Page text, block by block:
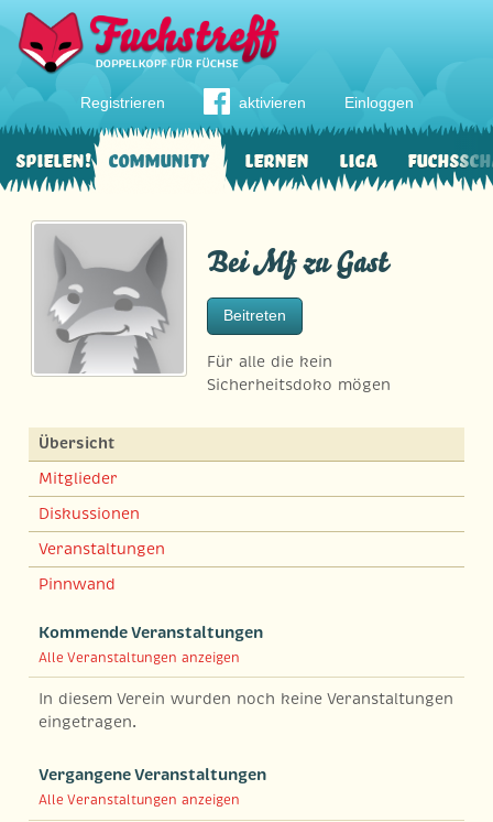
Registrieren aktivieren Einloggen
Community Lernen Liga
Spielen!
Bei Mf zu Gast
Beitreten
Für alle die kein
Sicherheitsdoko mögen
Übersicht
Mitglieder
Diskussionen
Veranstaltungen
Pinnwand
Kommende Veranstaltungen
Alle Veranstaltungen anzeigen
In diesem Verein wurden noch keine Veranstaltungen
eingetragen.
Vergangene Veranstaltungen
Alle Veranstaltungen anzeigen